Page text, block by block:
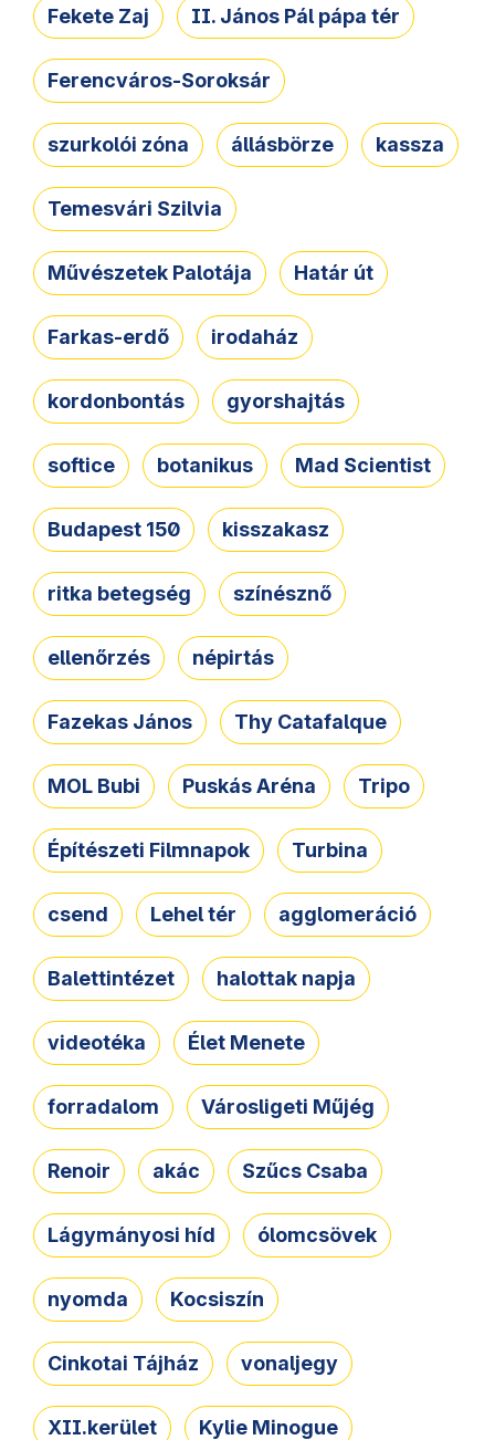
Fekete Zaj II. János Pál pápa tér
Ferencváros-Soroksár
szurkolói zóna állásbörze kassza
Temesvári Szilvia
Művészetek Palotája Határ út
Farkas-erdő irodaház
kordonbontás gyorshajtás
softice botanikus Mad Scientist
Budapest 150 kisszakasz
ritka betegség színésznő
ellenőrzés népirtás
Fazekas János Thy Catafalque
MOL Bubi Puskás Aréna Tripo
Építészeti Filmnapok Turbina
csend Lehel tér agglomeráció
Balettintézet halottak napja
videotéka Élet Menete
forradalom Városligeti Műjég
Renoir akác Szűcs Csaba
Lágymányosi híd ólomcsövek
nyomda Kocsiszín
Cinkotai Tájház vonaljegy
XII.kerület Kylie Minogue